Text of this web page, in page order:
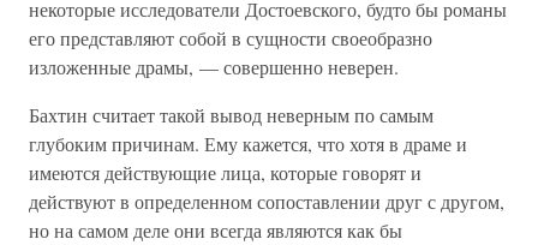
некоторые исследователи Достоевского, будто бы романы
его представляют собой в сущности своеобразно
изложенные драмы, — совершенно неверен.
Бахтин считает такой вывод неверным по самым
глубоким причинам. Ему кажется, что хотя в драме и
имеются действующие лица, которые говорят и
действуют в определенном сопоставлении друг с другом,
но на самом деле они всегда являются как бы